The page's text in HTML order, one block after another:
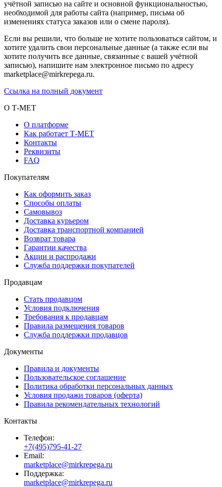
учётной записью на сайте и основной функциональностью,
необходимой для работы сайта (например, письма об
изменениях статуса заказов или о смене пароля).
Если вы решили, что больше не хотите пользоваться сайтом, и
хотите удалить свои персональные данные (а также если вы
хотите получить все данные, связанные с вашей учётной
записью), напишите нам электронное письмо по адресу
marketplace@mirkrepega.ru.
Ссылка на полный документ
О Т-МЕТ
О платформе
Как работает Т-МЕТ
Контакты
Реквизиты
FAQ
Покупателям
Как оформить заказ
Способы оплаты
Самовывоз
Доставка курьером
Доставка транспортной компанией
Возврат товара
Гарантии качества
Акции и распродажи
Служба поддержки покупателей
Продавцам
Стать продавцом
Условия подключения
Требования к продавцам
Правила размещения товаров
Служба поддержки продавцов
Документы
Правила и документы
Пользовательское соглашение
Политика обработки персональных данных
Условия продажи товаров (оферта)
Правила рекомендательных технологий
Контакты
Телефон:
+7(495)795-41-27
Email:
marketplace@mirkrepega.ru
Поддержка:
marketplace@mirkrepega.ru